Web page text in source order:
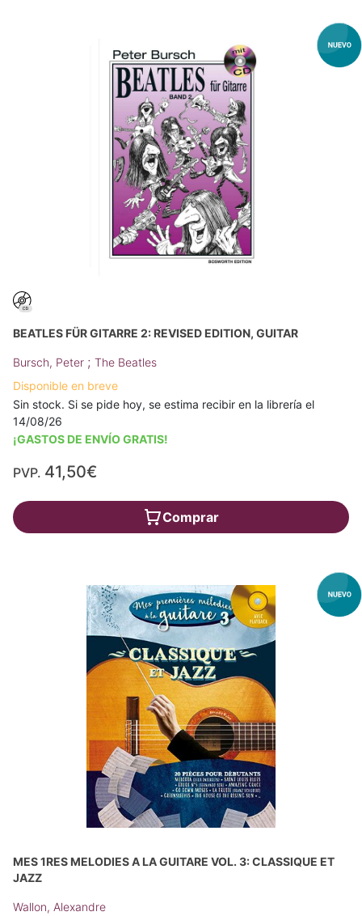
BEATLES FÜR GITARRE 2: REVISED EDITION, GUITAR
Bursch, Peter ; The Beatles
Disponible en breve
Sin stock. Si se pide hoy, se estima recibir en la librería el
14/08/26
¡GASTOS DE ENVÍO GRATIS!
PVP. 41,50€
Comprar
MES 1RES MELODIES A LA GUITARE VOL. 3: CLASSIQUE ET
JAZZ
Wallon, Alexandre